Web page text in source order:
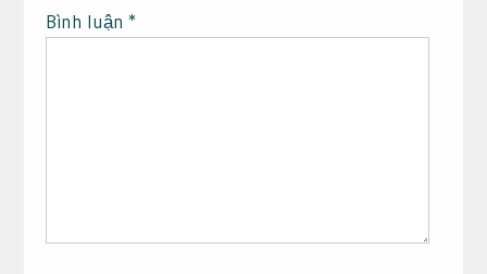
Bình luận *